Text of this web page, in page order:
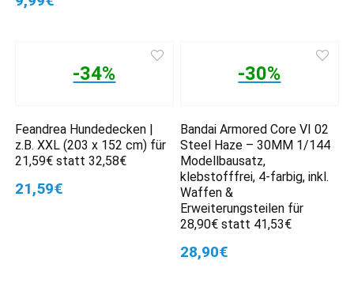
-34%
Feandrea Hundedecken |
z.B. XXL (203 x 152 cm) für
21,59€ statt 32,58€
21,59€
-30%
Bandai Armored Core VI 02
Steel Haze – 30MM 1/144
Modellbausatz,
klebstofffrei, 4-farbig, inkl.
Waffen &
Erweiterungsteilen für
28,90€ statt 41,53€
28,90€